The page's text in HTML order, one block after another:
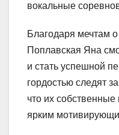
вокальные
Благодаря мечтам
Поплавская Яна
и стать успешной
гордостью следят
что их
ярким